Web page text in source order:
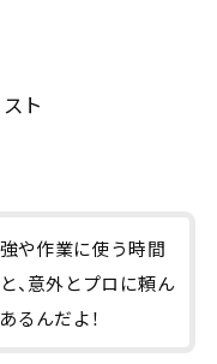
ト
や作業に使う時間
、意外とプロに頼ん
るんだよ！